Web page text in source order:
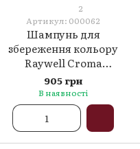
2
Артикул: 000062
Шампунь для
збереження кольору
Raywell Croma
Maintenance, 275 мл
905 грн
В наявності